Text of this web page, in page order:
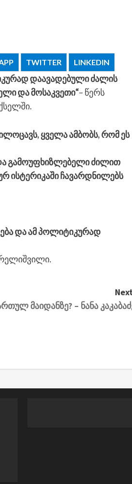
TWITTER LINKEDIN
დაავადებული ძალის
და მოსაკვეთი“– წერს
ყველა ამბობს, რომ ეს
გამოუფხიზლებელი ძილით
ისტერიკაში ჩავარდნილებს
და ამ პოლიტიკურად
მაიდანზე? – ნანა